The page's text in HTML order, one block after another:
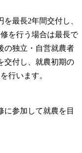
最長2年間交付し、
を行う場合は最長で
の独立・自営就農者
交付し、就農初期の
行います。
に参加して就農を目